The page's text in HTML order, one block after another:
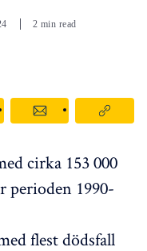
2 min read
cirka 153 000
perioden 1990-
flest dödsfall